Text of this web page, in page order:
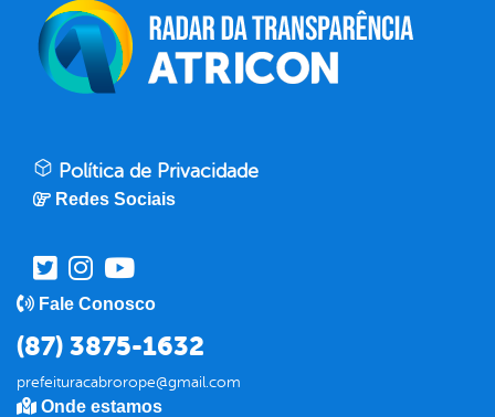
Política de Privacidade
Redes Sociais
Fale Conosco
(87) 3875-1632
prefeituracabrorope@gmail.com
Onde estamos